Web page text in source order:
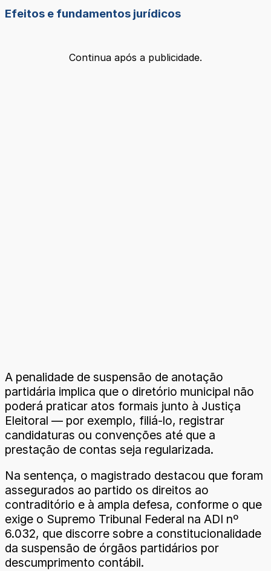
Efeitos e fundamentos jurídicos
Continua após a publicidade.
A penalidade de suspensão de anotação
partidária implica que o diretório municipal não
poderá praticar atos formais junto à Justiça
Eleitoral — por exemplo, filiá-lo, registrar
candidaturas ou convenções até que a
prestação de contas seja regularizada.
Na sentença, o magistrado destacou que foram
assegurados ao partido os direitos ao
contraditório e à ampla defesa, conforme o que
exige o Supremo Tribunal Federal na ADI nº
6.032, que discorre sobre a constitucionalidade
da suspensão de órgãos partidários por
descumprimento contábil.